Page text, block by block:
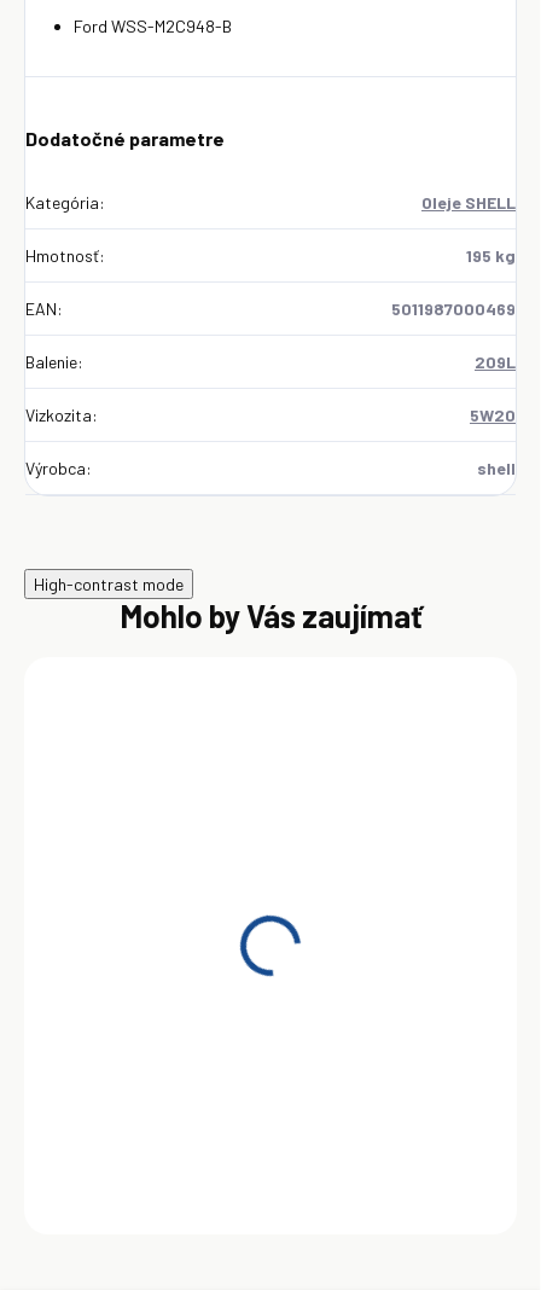
Ford WSS-M2C948-B
Dodatočné parametre
Kategória: Oleje SHELL
Hmotnosť: 195 kg
EAN: 5011987000469
Balenie: 209L
Vizkozita: 5W20
Výrobca: shell
High-contrast mode
Mohlo by Vás zaujímať
Motorový olej Shell
Helix Ultra Professional